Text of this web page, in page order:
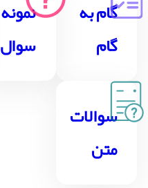
گام به
گام
نمونه
سوال
سوالات
متن